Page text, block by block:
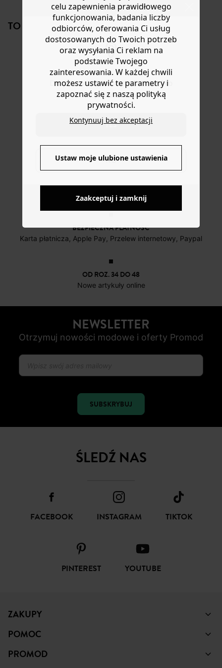
Do you want to be redirected to
www.promod.com ?
YES
NO
Pomoc
38/40. L = 42/44. XL = 46/48.
TO NA PEWNO CI SIĘ SPODOBA!
damski
39,50 ZŁ
damski
39,50 ZŁ
DOSTAWA DO PACZKOMATÓW
4 do 6 dni roboczych
do 30 dni
Karta płatnicza, Apple Pay, Przelew internetowy, Paypal
OD ROZ. 34 DO 48
NEWSLETTER
Otrzymuj nowości modowe i oferty Promod
ŚLEDŹ NAS
celu zapewnienia prawidłowego
funkcjonowania, badania liczby
odbiorców, oferowania Ci usług
dostosowanych do Twoich potrzeb
oraz wysyłania Ci reklam na
podstawie Twojego
zainteresowania. W każdej chwili
możesz ustawić te parametry i
zapoznać się z naszą polityką
prywatności.
Kontynuuj bez akceptacji
Ustaw moje ulubione ustawienia
Zaakceptuj i zamknij